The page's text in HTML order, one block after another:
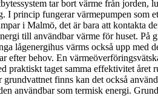
tar bort värme från jorden,
I princip fungerar värmepumpen som
i Malmö, det är bara att kontakta
till användbar värme för huset.
lågenergihus värms också upp med
efter behov. En
praktiskt taget samma effektivitet
finns kan det också
användbar som termisk energi.